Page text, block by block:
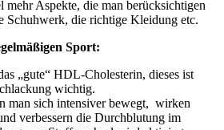
Aspekte, die man berücksichtigen
Schuhwerk, die richtige Kleidung etc.
Sport:
„gute“ HDL-Cholesterin, dieses ist
wichtig.
man sich intensiver bewegt, wirken
verbessern die Durchblutung im